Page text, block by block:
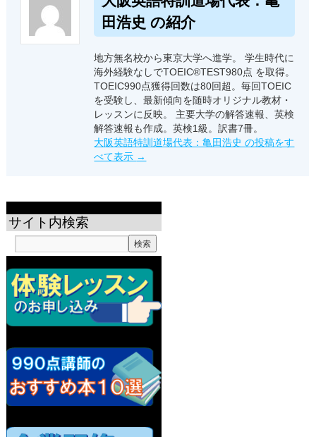
田浩史 の紹介
地方無名校から東京大学へ進学。 学生時代に
海外経験なしでTOEIC®TEST980点 を取得。
TOEIC990点獲得回数は80回超。毎回TOEIC
を受験し、最新傾向を随時オリジナル教材・
レッスンに反映。 主要大学の解答速報、英検
解答速報も作成。英検1級。訳書7冊。
大阪英語特訓道場代表：亀田浩史 の投稿をす
べて表示 →
サイト内検索